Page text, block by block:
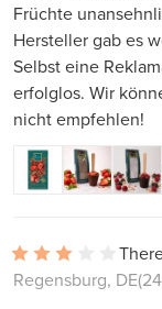
Früchte
Hersteller gab es
Selbst eine
erfolglos. Wir
nicht empfehlen!
Regensburg, DE